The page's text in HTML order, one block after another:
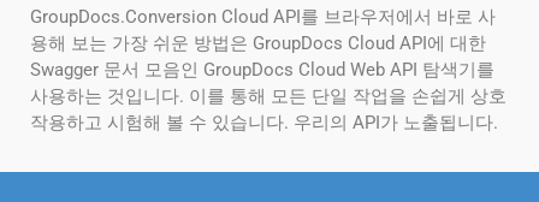
GroupDocs.Conversion Cloud API를 브라우저에서 바로 사
용해 보는 가장 쉬운 방법은 GroupDocs Cloud API에 대한
Swagger 문서 모음인 GroupDocs Cloud Web API 탐색기를
사용하는 것입니다. 이를 통해 모든 단일 작업을 손쉽게 상호
작용하고 시험해 볼 수 있습니다. 우리의 API가 노출됩니다.